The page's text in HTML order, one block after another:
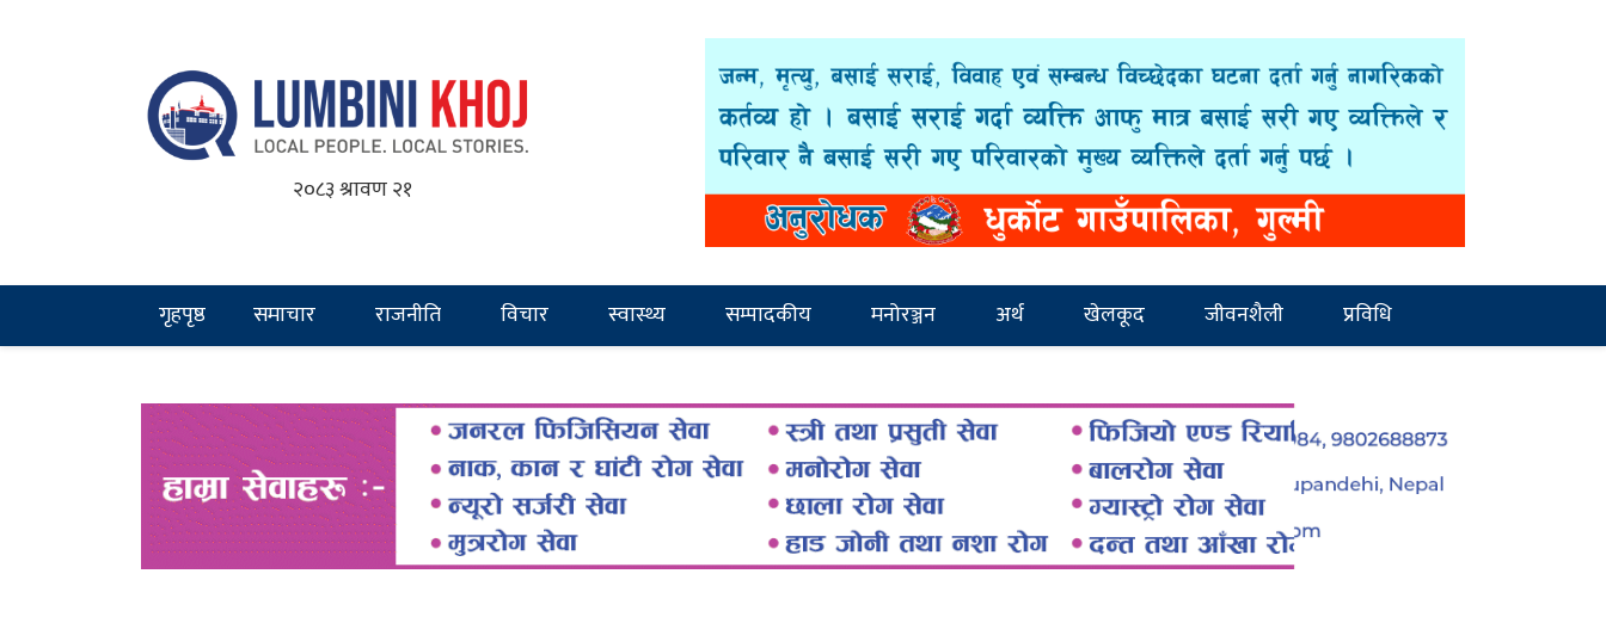
२०८३ श्रावण २१
गृहपृष्ठ समाचार राजनीति विचार स्वास्थ्य सम्पादकीय मनोरञ्जन अर्थ खेलकूद जीवनशैली प्रविधि